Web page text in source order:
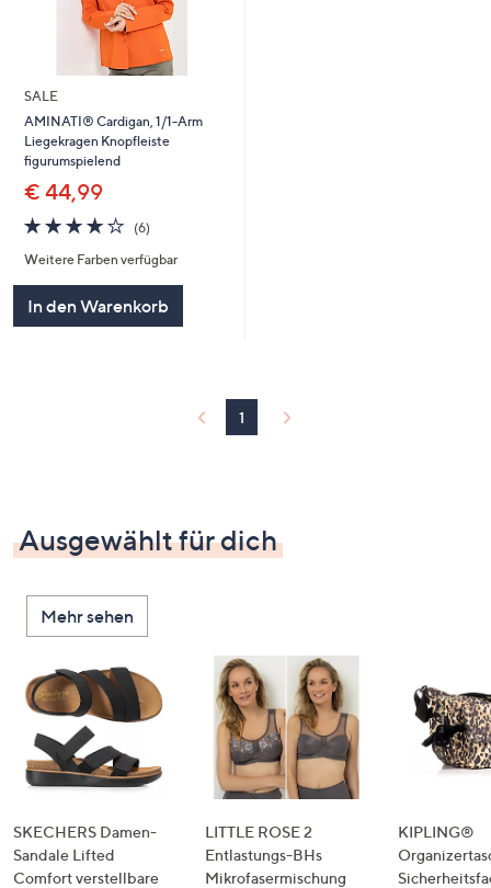
SALE
AMINATI® Cardigan, 1/1-Arm
Liegekragen Knopfleiste
figurumspielend
€ 44,99
3.8
von
5
(6)6
Weitere Farben verfügbar
In den Warenkorb
1
Ausgewählt für dich
Mehr sehen
SKECHERS Damen-
Sandale Lifted
Comfort verstellbare
LITTLE ROSE 2
Entlastungs-BHs
Mikrofasermischung
KIPLING®